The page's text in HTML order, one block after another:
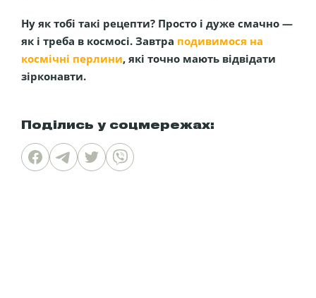
Ну як тобі такі рецепти? Просто і дуже смачно —
як і треба в космосі. Завтра подивимося на
космічні перлини, які точно мають відвідати
зірконавти.
Поділись у соцмережах: